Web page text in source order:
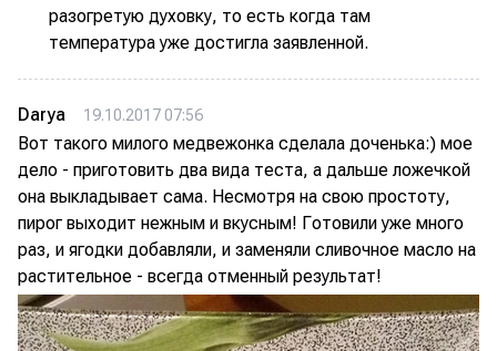
разогретую духовку, то есть когда там
температура уже достигла заявленной.
Darya 19.10.2017 07:56
Вот такого милого медвежонка сделала доченька:) мое
дело - приготовить два вида теста, а дальше ложечкой
она выкладывает сама. Несмотря на свою простоту,
пирог выходит нежным и вкусным! Готовили уже много
раз, и ягодки добавляли, и заменяли сливочное масло на
растительное - всегда отменный результат!